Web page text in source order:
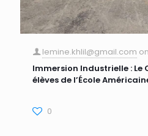
lemine.khlil@gmail.com on
Immersion Industrielle : Le
élèves de l’École
0